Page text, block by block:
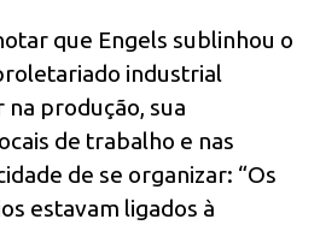
que Engels sublinhou o
industrial
na produção, sua
de trabalho e nas
de se organizar: “Os
estavam ligados à